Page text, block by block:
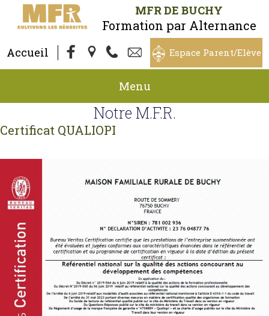
MFR DE BUCHY
Formation par Alternance
Accueil Espace Parent/Elève
Menu
Notre M.F.R.
Certificat QUALIOPI